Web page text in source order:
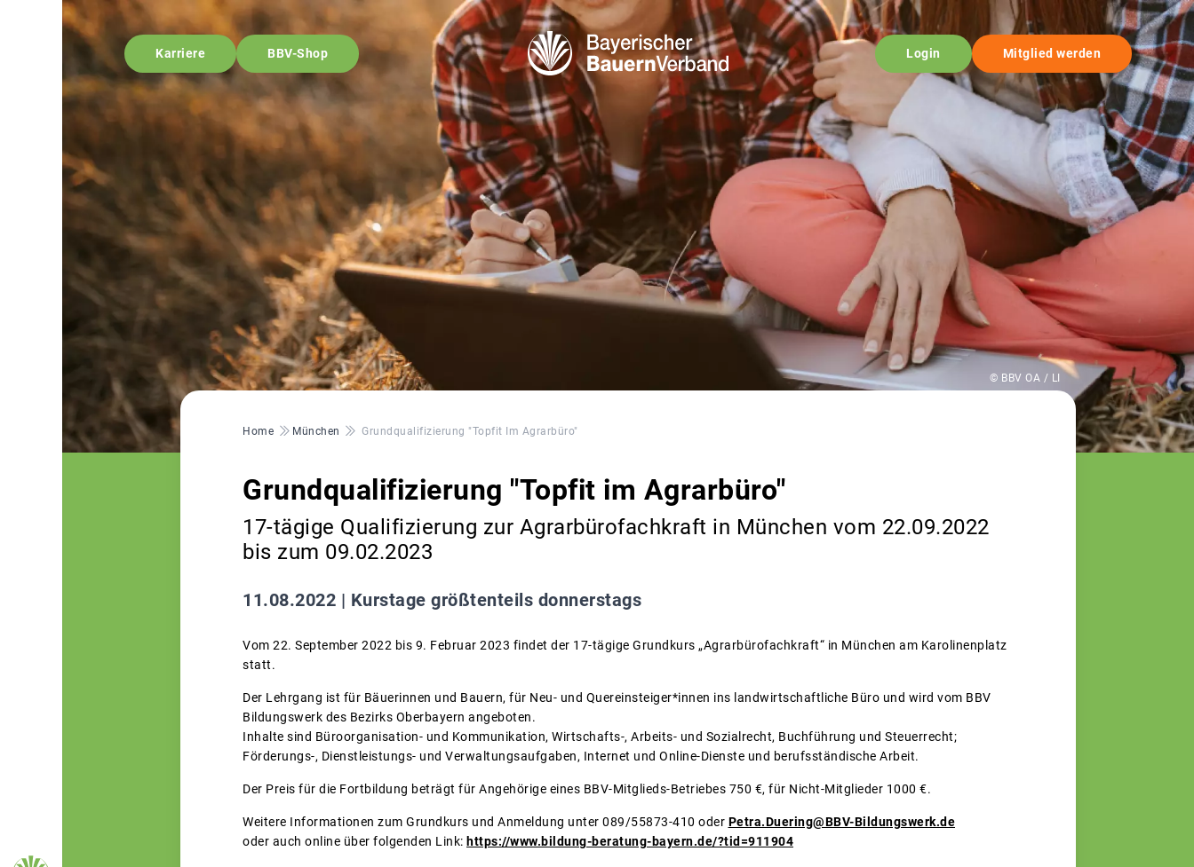
Karriere BBV-Shop Login Mitglied werden
© BBV OA / LI
Pfadnavigation
Home München Grundqualifizierung "Topfit Im Agrarbüro"
Grundqualifizierung "Topfit im Agrarbüro"
17-tägige Qualifizierung zur Agrarbürofachkraft in München vom 22.09.2022
bis zum 09.02.2023
11.08.2022 | Kurstage größtenteils donnerstags
Vom 22. September 2022 bis 9. Februar 2023 findet der 17-tägige Grundkurs „Agrarbürofachkraft“ in München am Karolinenplatz
statt.
Der Lehrgang ist für Bäuerinnen und Bauern, für Neu- und Quereinsteiger*innen ins landwirtschaftliche Büro und wird vom BBV
Bildungswerk des Bezirks Oberbayern angeboten.
Inhalte sind Büroorganisation- und Kommunikation, Wirtschafts-, Arbeits- und Sozialrecht, Buchführung und Steuerrecht;
Förderungs-, Dienstleistungs- und Verwaltungsaufgaben, Internet und Online-Dienste und berufsständische Arbeit.
Der Preis für die Fortbildung beträgt für Angehörige eines BBV-Mitglieds-Betriebes 750 €, für Nicht-Mitglieder 1000 €.
Weitere Informationen zum Grundkurs und Anmeldung unter 089/55873-410 oder Petra.Duering@BBV-Bildungswerk.de
oder auch online über folgenden Link: https://www.bildung-beratung-bayern.de/?tid=911904